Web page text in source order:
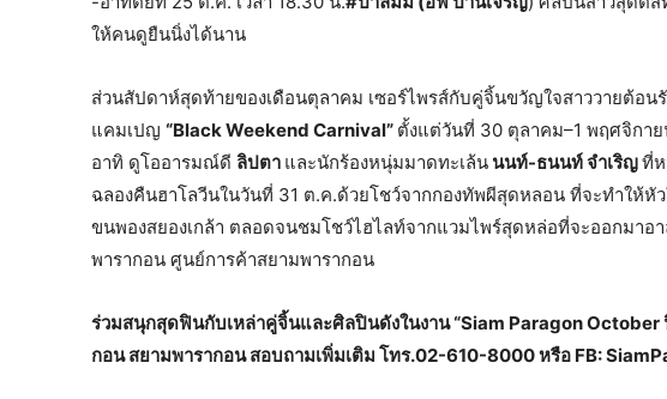
ให้คนดูยืนนิ่งได้นาน
ส่วนสัปดาห์สุดท้ายของเดือนตุลาคม เซอร์ไพรส์กับคู่จิ้นขวัญใจสาววายต้อน
แคมเปญ “Black Weekend Carnival” ตั้งแต่วันที่ 30 ตุลาคม–1 พฤศจิกา
อาทิ ดูโออารมณ์ดี ลิปตา และนักร้องหนุ่มมาดทะเล้น นนท์-ธนนท์ จำเริญที่
ฉลองคืนฮาโลวีนในวันที่ 31 ต.ค.ด้วยโชว์จากกองทัพผีสุดหลอน ที่จะทำให้
ขนพองสยองเกล้า ตลอดจนชมโชว์ไฮไลท์จากแวมไพร์สุดหล่อที่จะออกมา
พารากอน ศูนย์การค้าสยามพารากอน
ร่วมสนุกสุดฟินกับเหล่าคู่จิ้นและศิลปินดังในงาน “Siam Paragon
กอน สยามพารากอน สอบถามเพิ่มเติม โทร.02-610-8000 หรือ FB: